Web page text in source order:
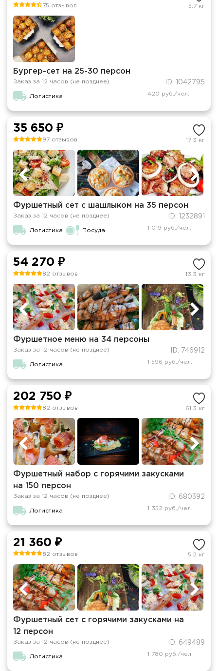
75 отзывов 5.7 кг
Бургер-сет на 25-30 персон
Заказ за 12 часов (не позднее) ID: 1042795
Логистика 420 руб./чел.
35 650 ₽
97 отзывов 17.3 кг
Фуршетный сет с шашлыком на 35 персон
Заказ за 12 часов (не позднее) ID: 1232891
Логистика Посуда 1 019 руб./чел.
54 270 ₽
82 отзывов 13.3 кг
Фуршетное меню на 34 персоны
Заказ за 12 часов (не позднее) ID: 746912
Логистика 1 596 руб./чел.
202 750 ₽
82 отзывов 61.3 кг
Фуршетный набор с горячими закусками
на 150 персон
Заказ за 12 часов (не позднее) ID: 680392
Логистика 1 352 руб./чел.
21 360 ₽
82 отзывов 5.2 кг
Фуршетный сет с горячими закусками на
12 персон
Заказ за 12 часов (не позднее) ID: 649489
Логистика 1 780 руб./чел.